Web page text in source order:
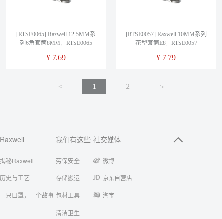
[RTSE0065] Raxwell 12.5MM系
列6角套筒8MM，RTSE0065
¥ 7.69
[RTSE0057] Raxwell 10MM系列
花型套筒E8，RTSE0057
¥ 7.79
< 1 2 <
Raxwell
揭秘Raxwell
历史与工艺
一只口罩，一个故事
我们有这些
劳保安全
存储搬运
包材工具
清洁卫生
社交媒体
微博
京东自营店
淘宝